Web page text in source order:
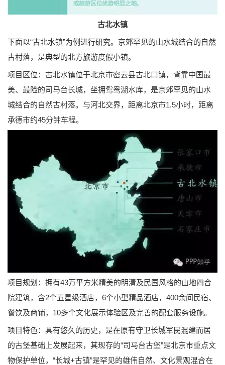
古北水镇
下面以“古北水镇”为例进行研究。京郊罕见的山水城结合的自然
古村落，是典型的北方旅游度假小镇。
项目区位：古北水镇位于北京市密云县古北口镇，背靠中国最
美、最险的司马台长城，坐拥鸳鸯湖水库，是京郊罕见的山水
城结合的自然古村落。与河北交界，距离北京市1.5小时，距离
承德市约45分钟车程。
项目规划：拥有43万平方米精美的明清及民国风格的山地四合
院建筑，含2个五星级酒店，6个小型精品酒店，400余间民宿、
餐饮及商铺，10多个文化展示体验区及完善的配套服务设施。
项目特色：具有悠久的历史，是在原有守卫长城军民混建而居
的古堡基础上发展起来，其现存的“司马台古堡”是北京市重点文
物保护单位，“长城+古镇”是罕见的雄伟自然、文化景观混合在